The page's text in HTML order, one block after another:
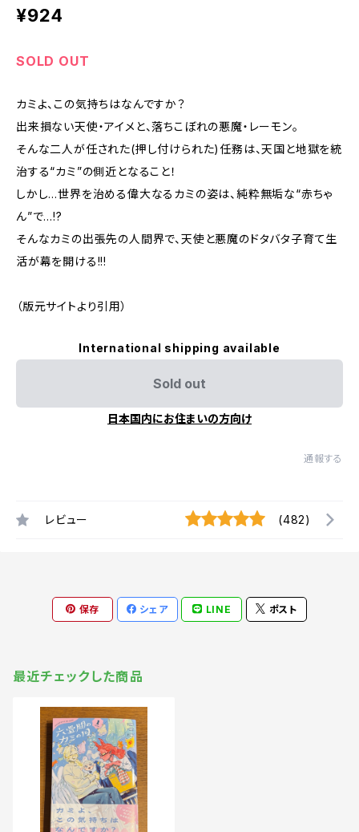
¥924
SOLD OUT
カミよ、この気持ちはなんですか？
出来損ない天使・アイメと、落ちこぼれの悪魔・レーモン。
そんな二人が任された(押し付けられた)任務は、天国と地獄を統
治する“カミ”の側近となること！
しかし…世界を治める偉大なるカミの姿は、純粋無垢な“赤ちゃ
ん”で…!?
そんなカミの出張先の人間界で、天使と悪魔のドタバタ子育て生
活が幕を開ける!!!
（版元サイトより引用）
International shipping available
Sold out
日本国内にお住まいの方向け
通報する
レビュー (482)
保存 シェア LINE ポスト
最近チェックした商品